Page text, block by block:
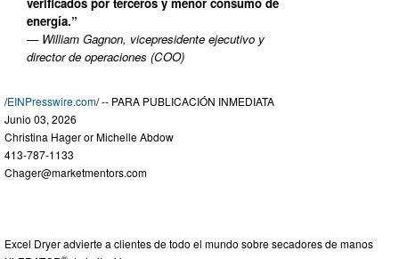
energía.”
— William Gagnon, vicepresidente ejecutivo y
director de operaciones (COO)
/EINPresswire.com/ -- PARA PUBLICACIÓN INMEDIATA
Junio 03, 2026
Christina Hager or Michelle Abdow
413-787-1133
Chager@marketmentors.com
Excel Dryer advierte a clientes de todo el mundo sobre secadores de manos